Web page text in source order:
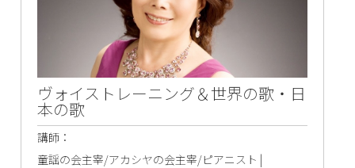
ヴォイストレーニング＆世界の歌・日
本の歌
講師：
童謡の会主宰/アカシヤの会主宰/ピアニスト |